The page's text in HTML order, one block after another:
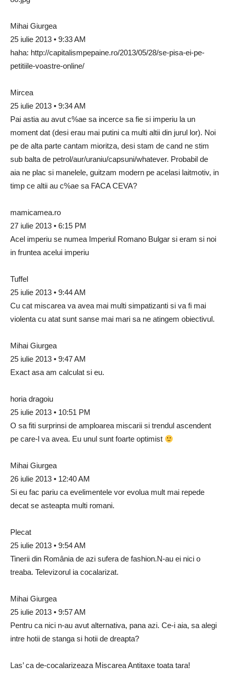
Mihai Giurgea
25 iulie 2013 • 9:33 AM
haha: http://capitalismpepaine.ro/2013/05/28/se-pisa-ei-pe-
petitiile-voastre-online/
Mircea
25 iulie 2013 • 9:34 AM
Pai astia au avut c%ae sa incerce sa fie si imperiu la un
moment dat (desi erau mai putini ca multi altii din jurul lor). Noi
pe de alta parte cantam mioritza, desi stam de cand ne stim
sub balta de petrol/aur/uraniu/capsuni/whatever. Probabil de
aia ne plac si manelele, guitzam modern pe acelasi laitmotiv, in
timp ce altii au c%ae sa FACA CEVA?
mamicamea.ro
27 iulie 2013 • 6:15 PM
Acel imperiu se numea Imperiul Romano Bulgar si eram si noi
in fruntea acelui imperiu
Tuffel
25 iulie 2013 • 9:44 AM
Cu cat miscarea va avea mai multi simpatizanti si va fi mai
violenta cu atat sunt sanse mai mari sa ne atingem obiectivul.
Mihai Giurgea
25 iulie 2013 • 9:47 AM
Exact asa am calculat si eu.
horia dragoiu
25 iulie 2013 • 10:51 PM
O sa fiti surprinsi de amploarea miscarii si trendul ascendent
pe care-l va avea. Eu unul sunt foarte optimist
Mihai Giurgea
26 iulie 2013 • 12:40 AM
Si eu fac pariu ca evelimentele vor evolua mult mai repede
decat se asteapta multi romani.
Plecat
25 iulie 2013 • 9:54 AM
Tinerii din România de azi sufera de fashion.N-au ei nici o
treaba. Televizorul ia cocalarizat.
Mihai Giurgea
25 iulie 2013 • 9:57 AM
Pentru ca nici n-au avut alternativa, pana azi. Ce-i aia, sa alegi
intre hotii de stanga si hotii de dreapta?
Las’ ca de-cocalarizeaza Miscarea Antitaxe toata tara!